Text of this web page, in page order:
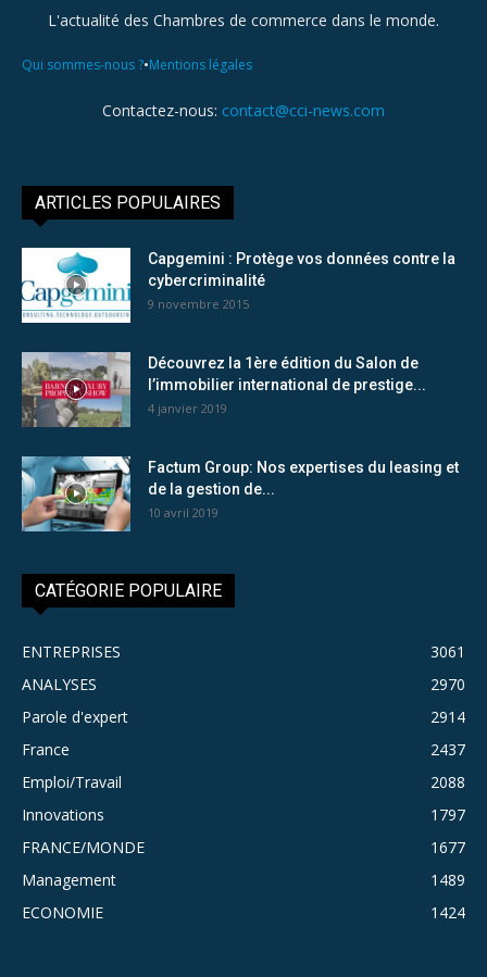
L'actualité des Chambres de commerce dans le monde.
Qui sommes-nous ?•Mentions légales
Contactez-nous: contact@cci-news.com
ARTICLES POPULAIRES
Capgemini : Protège vos données contre la
cybercriminalité
9 novembre 2015
Découvrez la 1ère édition du Salon de
l’immobilier international de prestige...
4 janvier 2019
Factum Group: Nos expertises du leasing et
de la gestion de...
10 avril 2019
CATÉGORIE POPULAIRE
ENTREPRISES
3061
ANALYSES
2970
Parole d'expert
2914
France
2437
Emploi/Travail
2088
Innovations
1797
FRANCE/MONDE
1677
Management
1489
ECONOMIE
1424